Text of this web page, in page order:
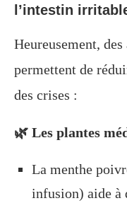
l’intestin
Heureusement,
permettent de
des crises :
🌿 Les plantes
La menthe
infusion) aide à